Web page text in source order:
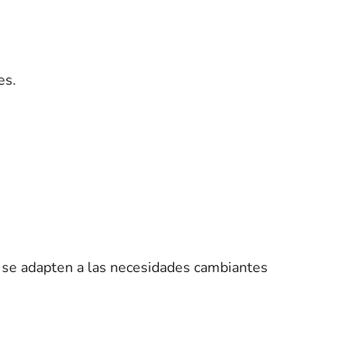
adapten a las necesidades cambiantes